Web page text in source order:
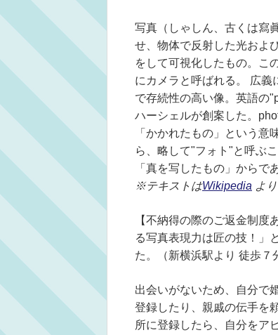
写真（しゃしん、古くは寫
せ、物体で反射した光およ
をして可視化したもの。こ
にカメラと呼ばれる。 広
で存続性の高い像。英語の
ハーシェルが創案した。
「かかれたもの」という
ら、略して"フォト"と呼ぶ
「真を写したもの」からで
※テキストはWikipedia よ
【不納得の際のご返金制
る写真表現力は匠の技！」
た。（新横浜駅より 徒歩７
出会いがないため、自分で
登録したり、親戚の伝手を
所に登録したら、自分をア